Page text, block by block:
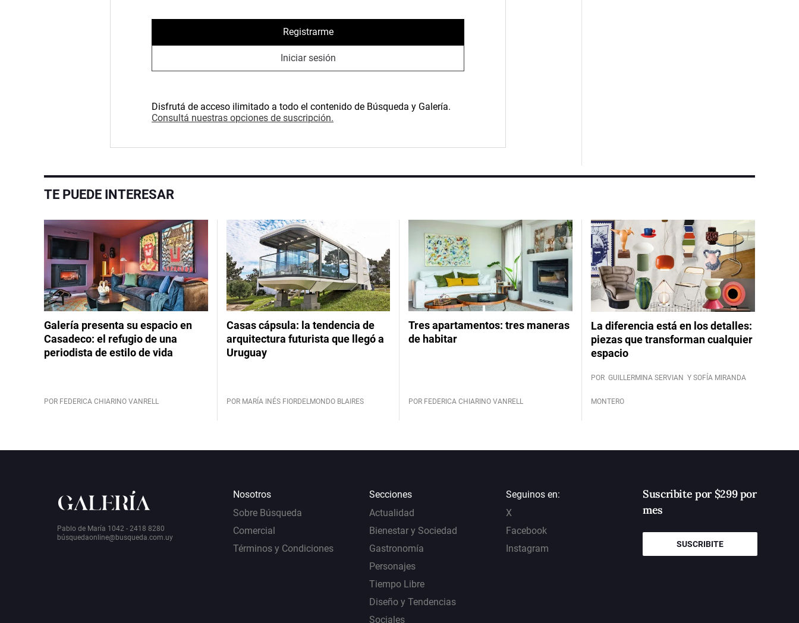
Registrarme
Iniciar sesión
Disfrutá de acceso ilimitado a todo el contenido de Búsqueda y Galería.
Consultá nuestras opciones de suscripción.
TE PUEDE INTERESAR
Galería presenta su espacio en
Casadeco: el refugio de una
periodista de estilo de vida
POR FEDERICA CHIARINO VANRELL
Casas cápsula: la tendencia de
arquitectura futurista que llegó a
Uruguay
POR MARÍA INÉS FIORDELMONDO BLAIRES
Tres apartamentos: tres maneras
de habitar
POR FEDERICA CHIARINO VANRELL
La diferencia está en los detalles:
piezas que transforman cualquier
espacio
POR GUILLERMINA SERVIAN Y SOFÍA MIRANDA
MONTERO
Pablo de María 1042 - 2418 8280
búsquedaonline@busqueda.com.uy
Nosotros
Sobre Búsqueda
Comercial
Términos y Condiciones
Secciones
Actualidad
Bienestar y Sociedad
Gastronomía
Personajes
Tiempo Libre
Diseño y Tendencias
Sociales
Seguinos en:
X
Facebook
Instagram
Suscribite por $299 por
mes
SUSCRIBITE